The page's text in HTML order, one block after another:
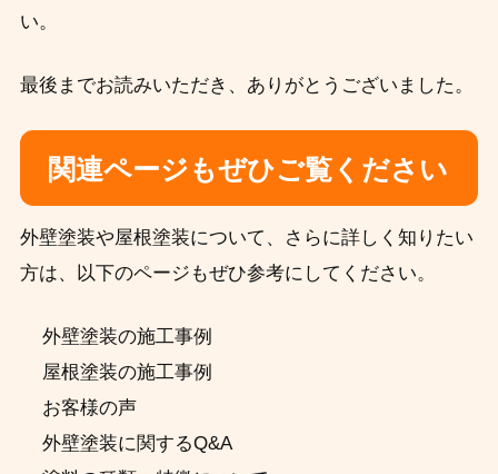
い。
最後までお読みいただき、ありがとうございました。
関連ページもぜひご覧ください
外壁塗装や屋根塗装について、さらに詳しく知りたい
方は、以下のページもぜひ参考にしてください。
外壁塗装の施工事例
屋根塗装の施工事例
お客様の声
外壁塗装に関するQ&A